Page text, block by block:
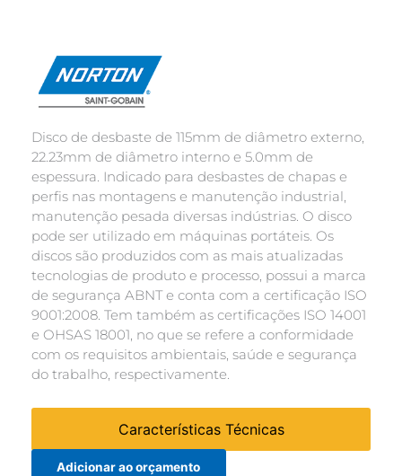
Disco de desbaste de 115mm de diâmetro externo,
22.23mm de diâmetro interno e 5.0mm de
espessura. Indicado para desbastes de chapas e
perfis nas montagens e manutenção industrial,
manutenção pesada diversas indústrias. O disco
pode ser utilizado em máquinas portáteis. Os
discos são produzidos com as mais atualizadas
tecnologias de produto e processo, possui a marca
de segurança ABNT e conta com a certificação ISO
9001:2008. Tem também as certificações ISO 14001
e OHSAS 18001, no que se refere a conformidade
com os requisitos ambientais, saúde e segurança
do trabalho, respectivamente.
Características Técnicas
Adicionar ao orçamento